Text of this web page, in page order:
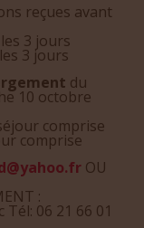
reçues avant
3 jours
3 jours
du
10 octobre
comprise
comprise
OU
:
06 21 66 01